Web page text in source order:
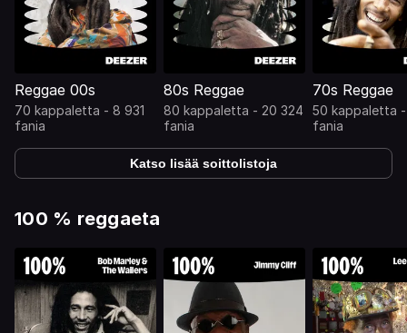
Reggae 00s
70 kappaletta - 8 931
fania
80s Reggae
80 kappaletta - 20 324
fania
70s Reggae
50 kappaletta
fania
Katso lisää soittolistoja
100 % reggaeta